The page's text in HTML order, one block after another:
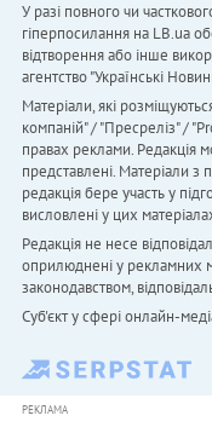
У разі повного чи
гіперпосилання на LB.ua
відтворення або інше
агентство "Українськi
Матеріали, які
компаній" / "Пресреліз" /
правах реклами. Редакція
представлені. Матеріали
редакція бере участь у
висловлені у цих
Редакція не несе
оприлюднені у рекламних
законодавством,
Cуб'єкт у сфері онлайн-
РЕКЛАМА